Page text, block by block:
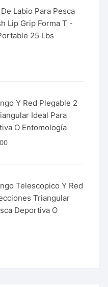
Labio Para Pesca
Lip Grip Forma T -
25 Lbs
Y Red Plegable 2
Ideal Para
O Entomología
Telescopico Y Red
Triangular
Deportiva O